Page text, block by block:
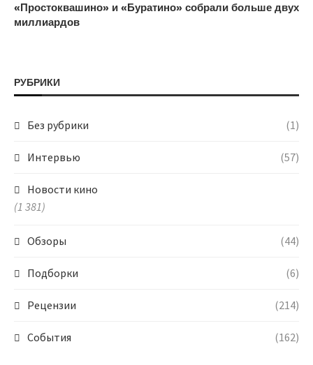
«Простоквашино» и «Буратино» собрали больше двух
миллиардов
РУБРИКИ
Без рубрики (1)
Интервью (57)
Новости кино
(1 381)
Обзоры (44)
Подборки (6)
Рецензии (214)
События (162)